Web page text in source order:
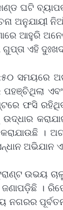
ଘଟି
ଅନୁଯାୟୀ
ଆହୁରି
ଏହି
ଫସି
।
ଅଭିଯାନ
ଉଭୟ
।
ନଗରର